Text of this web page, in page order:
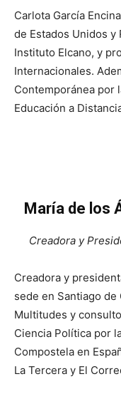
Carlota García Encina
de Estados Unidos y
Instituto Elcano, y
Internacionales.
Contemporánea por
Educación a
María de los
Creadora y
Creadora y
sede en Santiago
Multitudes y
Ciencia Política por
Compostela en
La Tercera y El